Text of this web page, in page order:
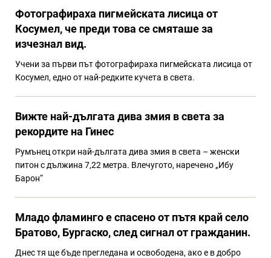
Фотографираха пигмейската лисица от
Косумел, че преди това се смяташе за
изчезнал вид.
Учени за първи път фотографираха пигмейската лисица от
Косумел, едно от най-редките кучета в света.
Вижте най-дългата дива змия в света за
рекордите на Гинес
Румънец откри най-дългата дива змия в света – женски
питон с дължина 7,22 метра. Влечугото, наречено „Ибу
Барон“
Младо фламинго е спасено от пътя край село
Братово, Бургаско, след сигнал от гражданин.
Днес тя ще бъде прегледана и освободена, ако е в добро